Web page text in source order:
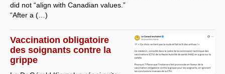
did not “align with Canadian values.”
“After a (…)
Vaccination obligatoire
des soignants contre la
grippe